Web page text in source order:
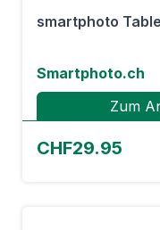
smartphoto
Smartphoto.ch
Zum
CHF29.95